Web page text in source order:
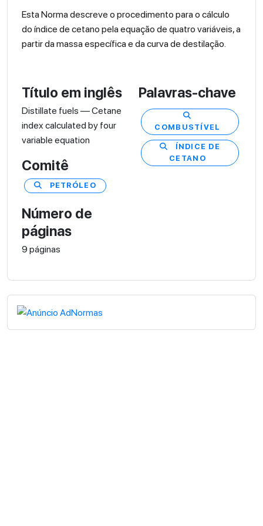
Esta Norma descreve o procedimento para o cálculo
do índice de cetano pela equação de quatro variáveis, a
partir da massa específica e da curva de destilação.
Título em inglês
Distillate fuels — Cetane
index calculated by four
variable equation
Comitê
PETRÓLEO
Número de
páginas
9 páginas
Palavras-chave
COMBUSTÍVEL
ÍNDICE DE
CETANO